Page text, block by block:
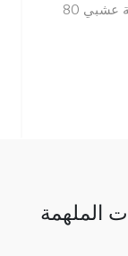
فريشباك شاي المريمية عشبي 80
الملهمة